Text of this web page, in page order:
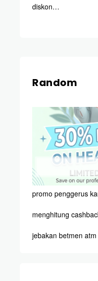
diskon…
Random
promo penggerus
menghitung
jebakan betmen